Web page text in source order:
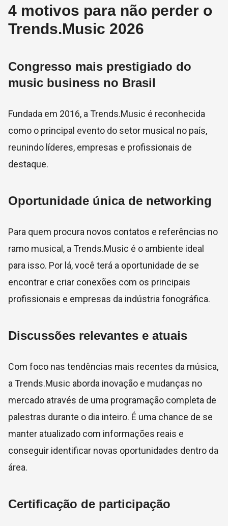
4 motivos para não perder o
Trends.Music 2026
Congresso mais prestigiado do
music business no Brasil
Fundada em 2016, a Trends.Music é reconhecida
como o principal evento do setor musical no país,
reunindo líderes, empresas e profissionais de
destaque.
Oportunidade única de networking
Para quem procura novos contatos e referências no
ramo musical, a Trends.Music é o ambiente ideal
para isso. Por lá, você terá a oportunidade de se
encontrar e criar conexões com os principais
profissionais e empresas da indústria fonográfica.
Discussões relevantes e atuais
Com foco nas tendências mais recentes da música,
a Trends.Music aborda inovação e mudanças no
mercado através de uma programação completa de
palestras durante o dia inteiro. É uma chance de se
manter atualizado com informações reais e
conseguir identificar novas oportunidades dentro da
área.
Certificação de participação